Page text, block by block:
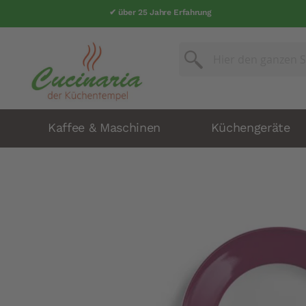
✔ über 25 Jahre Erfahrung
Suche
Kaffee & Maschinen Küchengeräte